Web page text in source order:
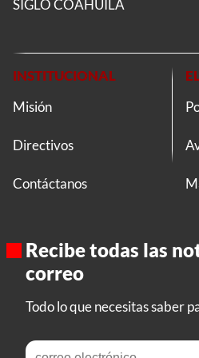
SIGLO COAHUILA
INSTITUCIONAL
Misión
Directivos
Contáctanos
Recibe todas las
correo
Todo lo que necesitas saber